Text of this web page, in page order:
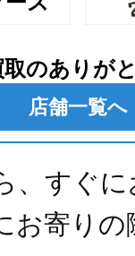
のありが
店舗一覧へ
、すぐ
お寄り